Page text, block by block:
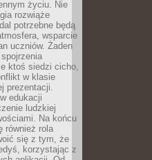
życiu. Nie
rozwiąże
potrzebne będą
wsparcie
uczniów. Żaden
ktoś siedzi cicho,
w klasie
prezentacji.
edukacji
ludzkiej
Na końcu
również rola
się z tym, że
korzystając z